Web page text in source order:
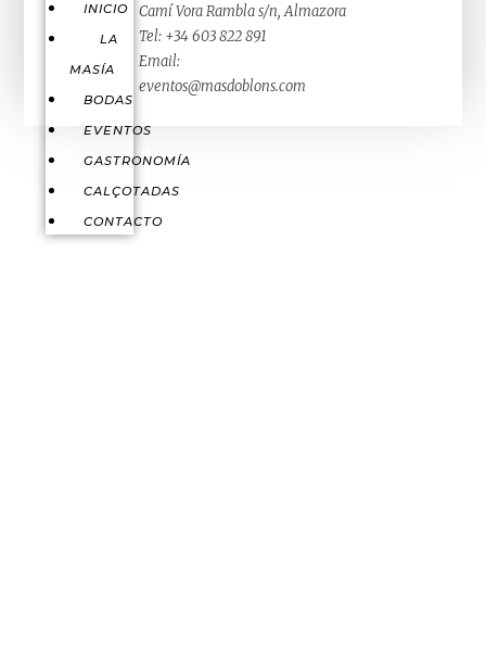
INICIO
LA
MASÍA
BODAS
EVENTOS
GASTRONOMÍA
CALÇOTADAS
CONTACTO
Camí Vora Rambla s/n, Almazora
Tel: +34 603 822 891
Email:
eventos@masdoblons.com